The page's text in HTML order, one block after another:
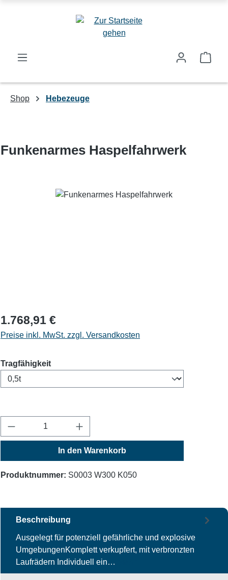
Shop Hebezeuge
Funkenarmes Haspelfahrwerk
Bildergalerie überspringen
1.768,91 €
Preise inkl. MwSt. zzgl. Versandkosten
Tragfähigkeitauswählen
Produkt Anzahl: Gib den gewünschten Wert
In den Warenkorb
Produktnummer: S0003 W300 K050
Beschreibung
Ausgelegt für potenziell gefährliche und explosive
UmgebungenKomplett verkupfert, mit verbronzten
Laufrädern Individuell ein…